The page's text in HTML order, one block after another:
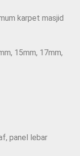
karpet masjid
15mm, 17mm,
panel lebar